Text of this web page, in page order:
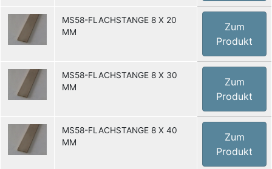
MS58-FLACHSTANGE 8 X 20
MM
Zum
Produkt
MS58-FLACHSTANGE 8 X 30
MM
Zum
Produkt
MS58-FLACHSTANGE 8 X 40
MM
Zum
Produkt